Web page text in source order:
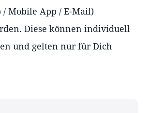
/ Mobile App / E-Mail)
Diese können individuell
und gelten nur für Dich